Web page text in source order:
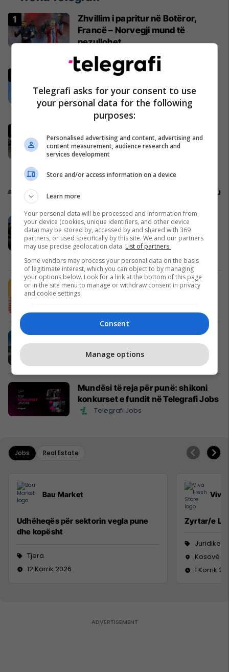
Zhvillim i papritur në Botëror,
Francë – Norvegji mund të
pezullohet
Përfaqësueset
Zjarr i madh përfshin një ndërtesë
banimi në Prishtinë – tre persona
marrin ndihmë mjekësore
të zgjedhjeve të 7 qershorit - sa
ulëse fituan partitë politike në
Promo Reklamo këtu
Më afër qytetarëve, më pranë çdo
familjeje – INTEREX tashmë edhe në
Shtime
Petit Beurre nga Liri - shija që
kompleton çdo ëmbëlsirë
Liri Prizren
EXFIS është në çdo vend me ty
Mundësi të reja për punë: shikoni
konkurset e fundit në Telegrafi Jobs
Telegrafi Jobs
Jobs Real Estate
Bau Market
Udhëheqës për sektorin vegla pune
dhe kopësht
Tjera
12 Korrik 2026
Viva
Zyrtar/e
Juridike
Kosovë
1 Korrik
Telegrafi asks for your consent to use
your personal data for the following
purposes:
Personalised advertising and content, advertising and
content measurement, audience research and
services development
Store and/or access information on a device
Learn more
Your personal data will be processed and information from
your device (cookies, unique identifiers, and other device
data) may be stored by, accessed by and shared with 369
partners, or used specifically by this site. We and our partners
may use precise geolocation data. List of partners.
Some vendors may process your personal data on the basis
of legitimate interest, which you can object to by managing
your options below. Look for a link at the bottom of this page
or in the site menu to manage or withdraw consent in privacy
and cookie settings.
Consent
Manage options